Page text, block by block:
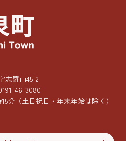
志羅山45-2
46-3080
分 （土日祝日・年末年始は除く）